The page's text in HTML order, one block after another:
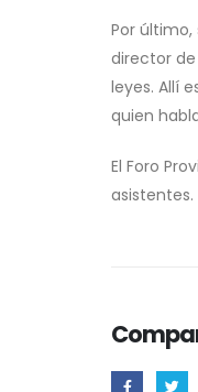
Por
director de
leyes. Allí
quien
El Foro
asistentes.